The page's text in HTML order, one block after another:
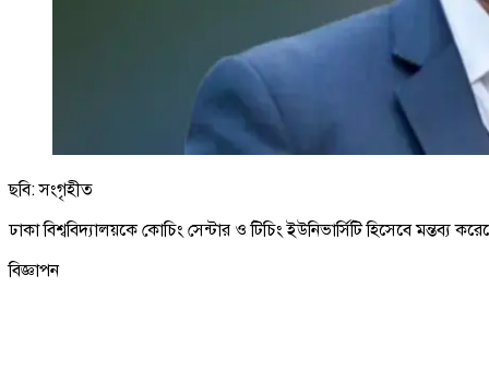
ছবি: সংগৃহীত
ঢাকা বিশ্ববিদ্যালয়কে কোচিং সেন্টার ও টিচিং ইউনিভার্সিটি হিসেবে মন্তব্য
বিজ্ঞাপন